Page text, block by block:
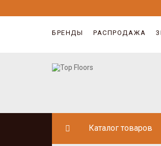
БРЕНДЫ РАСПРОДАЖА
Каталог товаров